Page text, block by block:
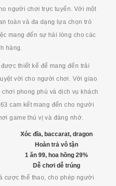
người chơi trực tuyến. Với một
toàn và đa dạng lựa chọn trò
mang đến sự hài lòng cho các
hàng.
thiết kế để mang đến trải
vời cho người chơi. Với giao
phong phú và dịch vụ khách
cam kết mang đến cho người
game thú vị và đáng nhớ.
Xóc đĩa, baccarat, dragon
Hoàn trả vô tận
1 ăn 99, hoa hồng 29%
Dễ chơi dễ trúng
cược thể thao, cho phép người